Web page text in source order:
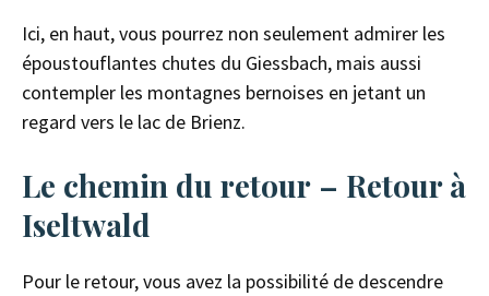
Ici, en haut, vous pourrez non seulement admirer les
époustouflantes chutes du Giessbach, mais aussi
contempler les montagnes bernoises en jetant un
regard vers le lac de Brienz.
Le chemin du retour – Retour à
Iseltwald
Pour le retour, vous avez la possibilité de descendre